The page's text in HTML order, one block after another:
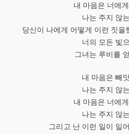
내 마음은 너에
나는 주지 않
당신이 나에게 어떻게 이런 짓을
너의 모든 빛
그녀는 루비를
내 마음은 빼
나는 주지 않
내 마음은 너에
나는 주지 않
그리고 난 이런 일이 일